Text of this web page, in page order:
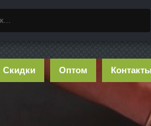
Скидки Оптом Контакты